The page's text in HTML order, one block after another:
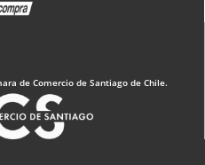
de Comercio de Santiago de Chile.